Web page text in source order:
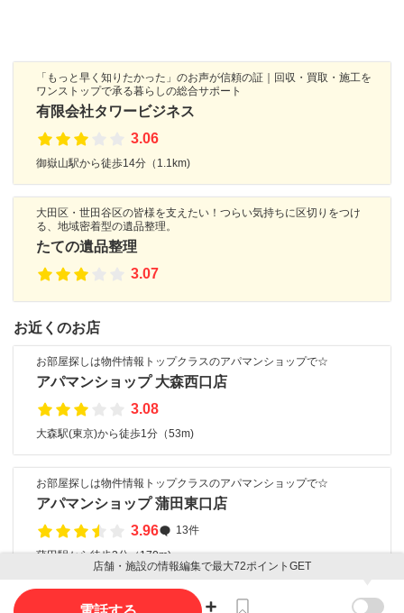
「もっと早く知りたかった」のお声が信頼の証｜回収・買取・施工を
ワンストップで承る暮らしの総合サポート
有限会社タワービジネス
3.06
御嶽山駅から徒歩14分（1.1km)
大田区・世田谷区の皆様を支えたい！つらい気持ちに区切りをつけ
る、地域密着型の遺品整理。
たての遺品整理
3.07
お近くのお店
お部屋探しは物件情報トップクラスのアパマンショップで☆
アパマンショップ 大森西口店
3.08
大森駅(東京)から徒歩1分（53m)
お部屋探しは物件情報トップクラスのアパマンショップで☆
アパマンショップ 蒲田東口店
3.96
13件
蒲田駅から徒歩3分（170m)
店舗・施設の情報編集で最大72ポイントGET